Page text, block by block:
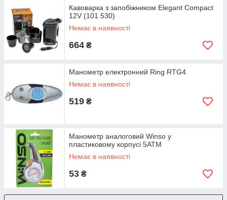
Кавоварка з запобіжником Elegant Compact
12V (101 530)
Немає в наявності
664 ₴
Манометр електронний Ring RTG4
Немає в наявності
519 ₴
Манометр аналоговий Winso у
пластиковому корпусі 5АТМ
Немає в наявності
53 ₴